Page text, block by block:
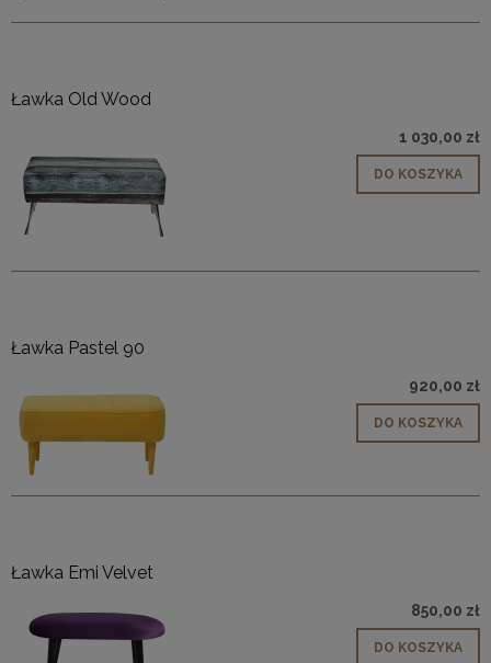
Ławka Old Wood
1 030,00 zł
DO KOSZYKA
Ławka Pastel 90
920,00 zł
DO KOSZYKA
Ławka Emi Velvet
850,00 zł
DO KOSZYKA